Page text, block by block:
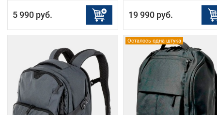
5 990 руб. 19 990 руб.
Осталось одна штука